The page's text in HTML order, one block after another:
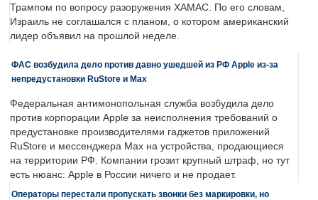
Трампом по вопросу разоружения ХАМАС. По его словам,
Израиль не соглашался с планом, о котором американский
лидер объявил на прошлой неделе.
ФАС возбудила дело против давно ушедшей из РФ Apple из-за
непредустановки RuStore и Max
Федеральная антимонопольная служба возбудила дело
против корпорации Apple за неисполнения требований о
предустановке производителями гаджетов приложений
RuStore и мессенджера Max на устройства, продающиеся
на территории РФ. Компании грозит крупный штраф, но тут
есть нюанс: Apple в России ничего и не продает.
Операторы перестали пропускать звонки без маркировки, но